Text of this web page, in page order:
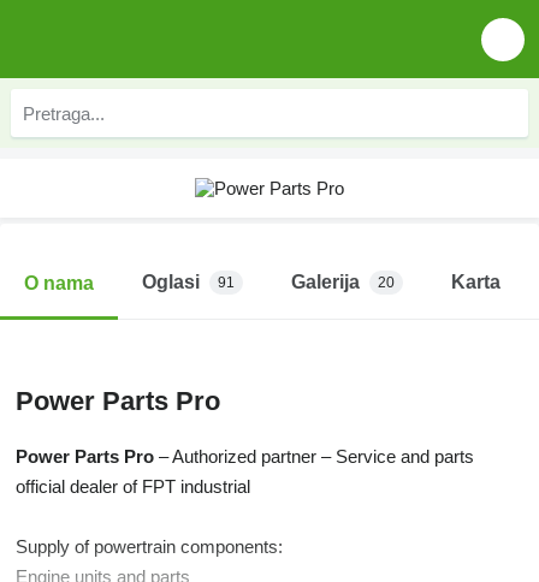
O nama Oglasi 91 Galerija 20 Karta
Power Parts Pro
Power Parts Pro – Authorized partner – Service and parts
official dealer of FPT industrial
Supply of powertrain components:
Engine units and parts